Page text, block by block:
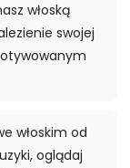
włoską
swojej
włoskim od
oglądaj